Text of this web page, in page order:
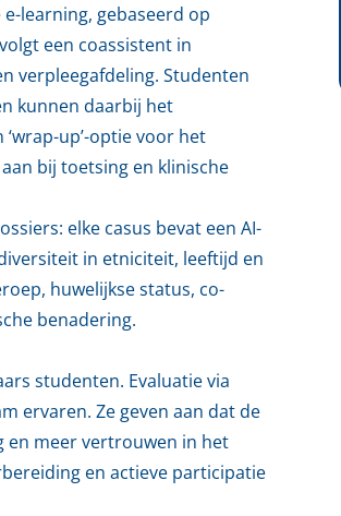
learning, gebaseerd op
een coassistent in
verpleegafdeling. Studenten
kunnen daarbij het
up’-optie voor het
bij toetsing en klinische
elke casus bevat een AI-
in etniciteit, leeftijd en
huwelijkse status, co-
benadering.
studenten. Evaluatie via
ervaren. Ze geven aan dat de
en meer vertrouwen in het
en actieve participatie